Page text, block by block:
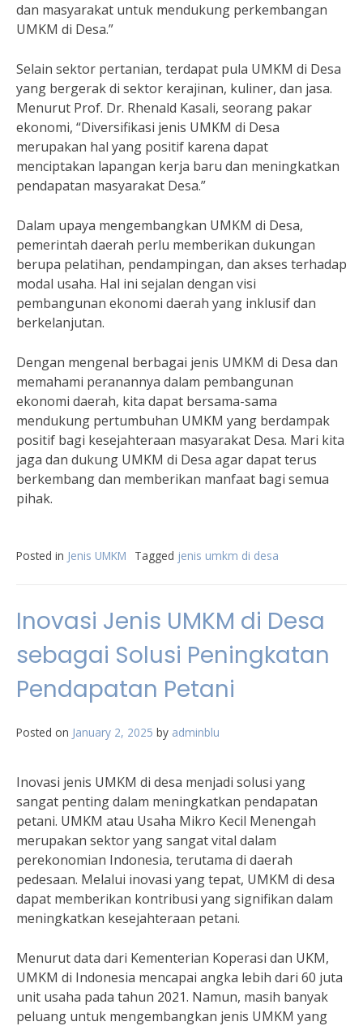
dan masyarakat untuk mendukung perkembangan
UMKM di Desa.”
Selain sektor pertanian, terdapat pula UMKM di Desa
yang bergerak di sektor kerajinan, kuliner, dan jasa.
Menurut Prof. Dr. Rhenald Kasali, seorang pakar
ekonomi, “Diversifikasi jenis UMKM di Desa
merupakan hal yang positif karena dapat
menciptakan lapangan kerja baru dan meningkatkan
pendapatan masyarakat Desa.”
Dalam upaya mengembangkan UMKM di Desa,
pemerintah daerah perlu memberikan dukungan
berupa pelatihan, pendampingan, dan akses terhadap
modal usaha. Hal ini sejalan dengan visi
pembangunan ekonomi daerah yang inklusif dan
berkelanjutan.
Dengan mengenal berbagai jenis UMKM di Desa dan
memahami peranannya dalam pembangunan
ekonomi daerah, kita dapat bersama-sama
mendukung pertumbuhan UMKM yang berdampak
positif bagi kesejahteraan masyarakat Desa. Mari kita
jaga dan dukung UMKM di Desa agar dapat terus
berkembang dan memberikan manfaat bagi semua
pihak.
Posted in Jenis UMKM Tagged jenis umkm di desa
Inovasi Jenis UMKM di Desa
sebagai Solusi Peningkatan
Pendapatan Petani
Posted on January 2, 2025 by adminblu
Inovasi jenis UMKM di desa menjadi solusi yang
sangat penting dalam meningkatkan pendapatan
petani. UMKM atau Usaha Mikro Kecil Menengah
merupakan sektor yang sangat vital dalam
perekonomian Indonesia, terutama di daerah
pedesaan. Melalui inovasi yang tepat, UMKM di desa
dapat memberikan kontribusi yang signifikan dalam
meningkatkan kesejahteraan petani.
Menurut data dari Kementerian Koperasi dan UKM,
UMKM di Indonesia mencapai angka lebih dari 60 juta
unit usaha pada tahun 2021. Namun, masih banyak
peluang untuk mengembangkan jenis UMKM yang